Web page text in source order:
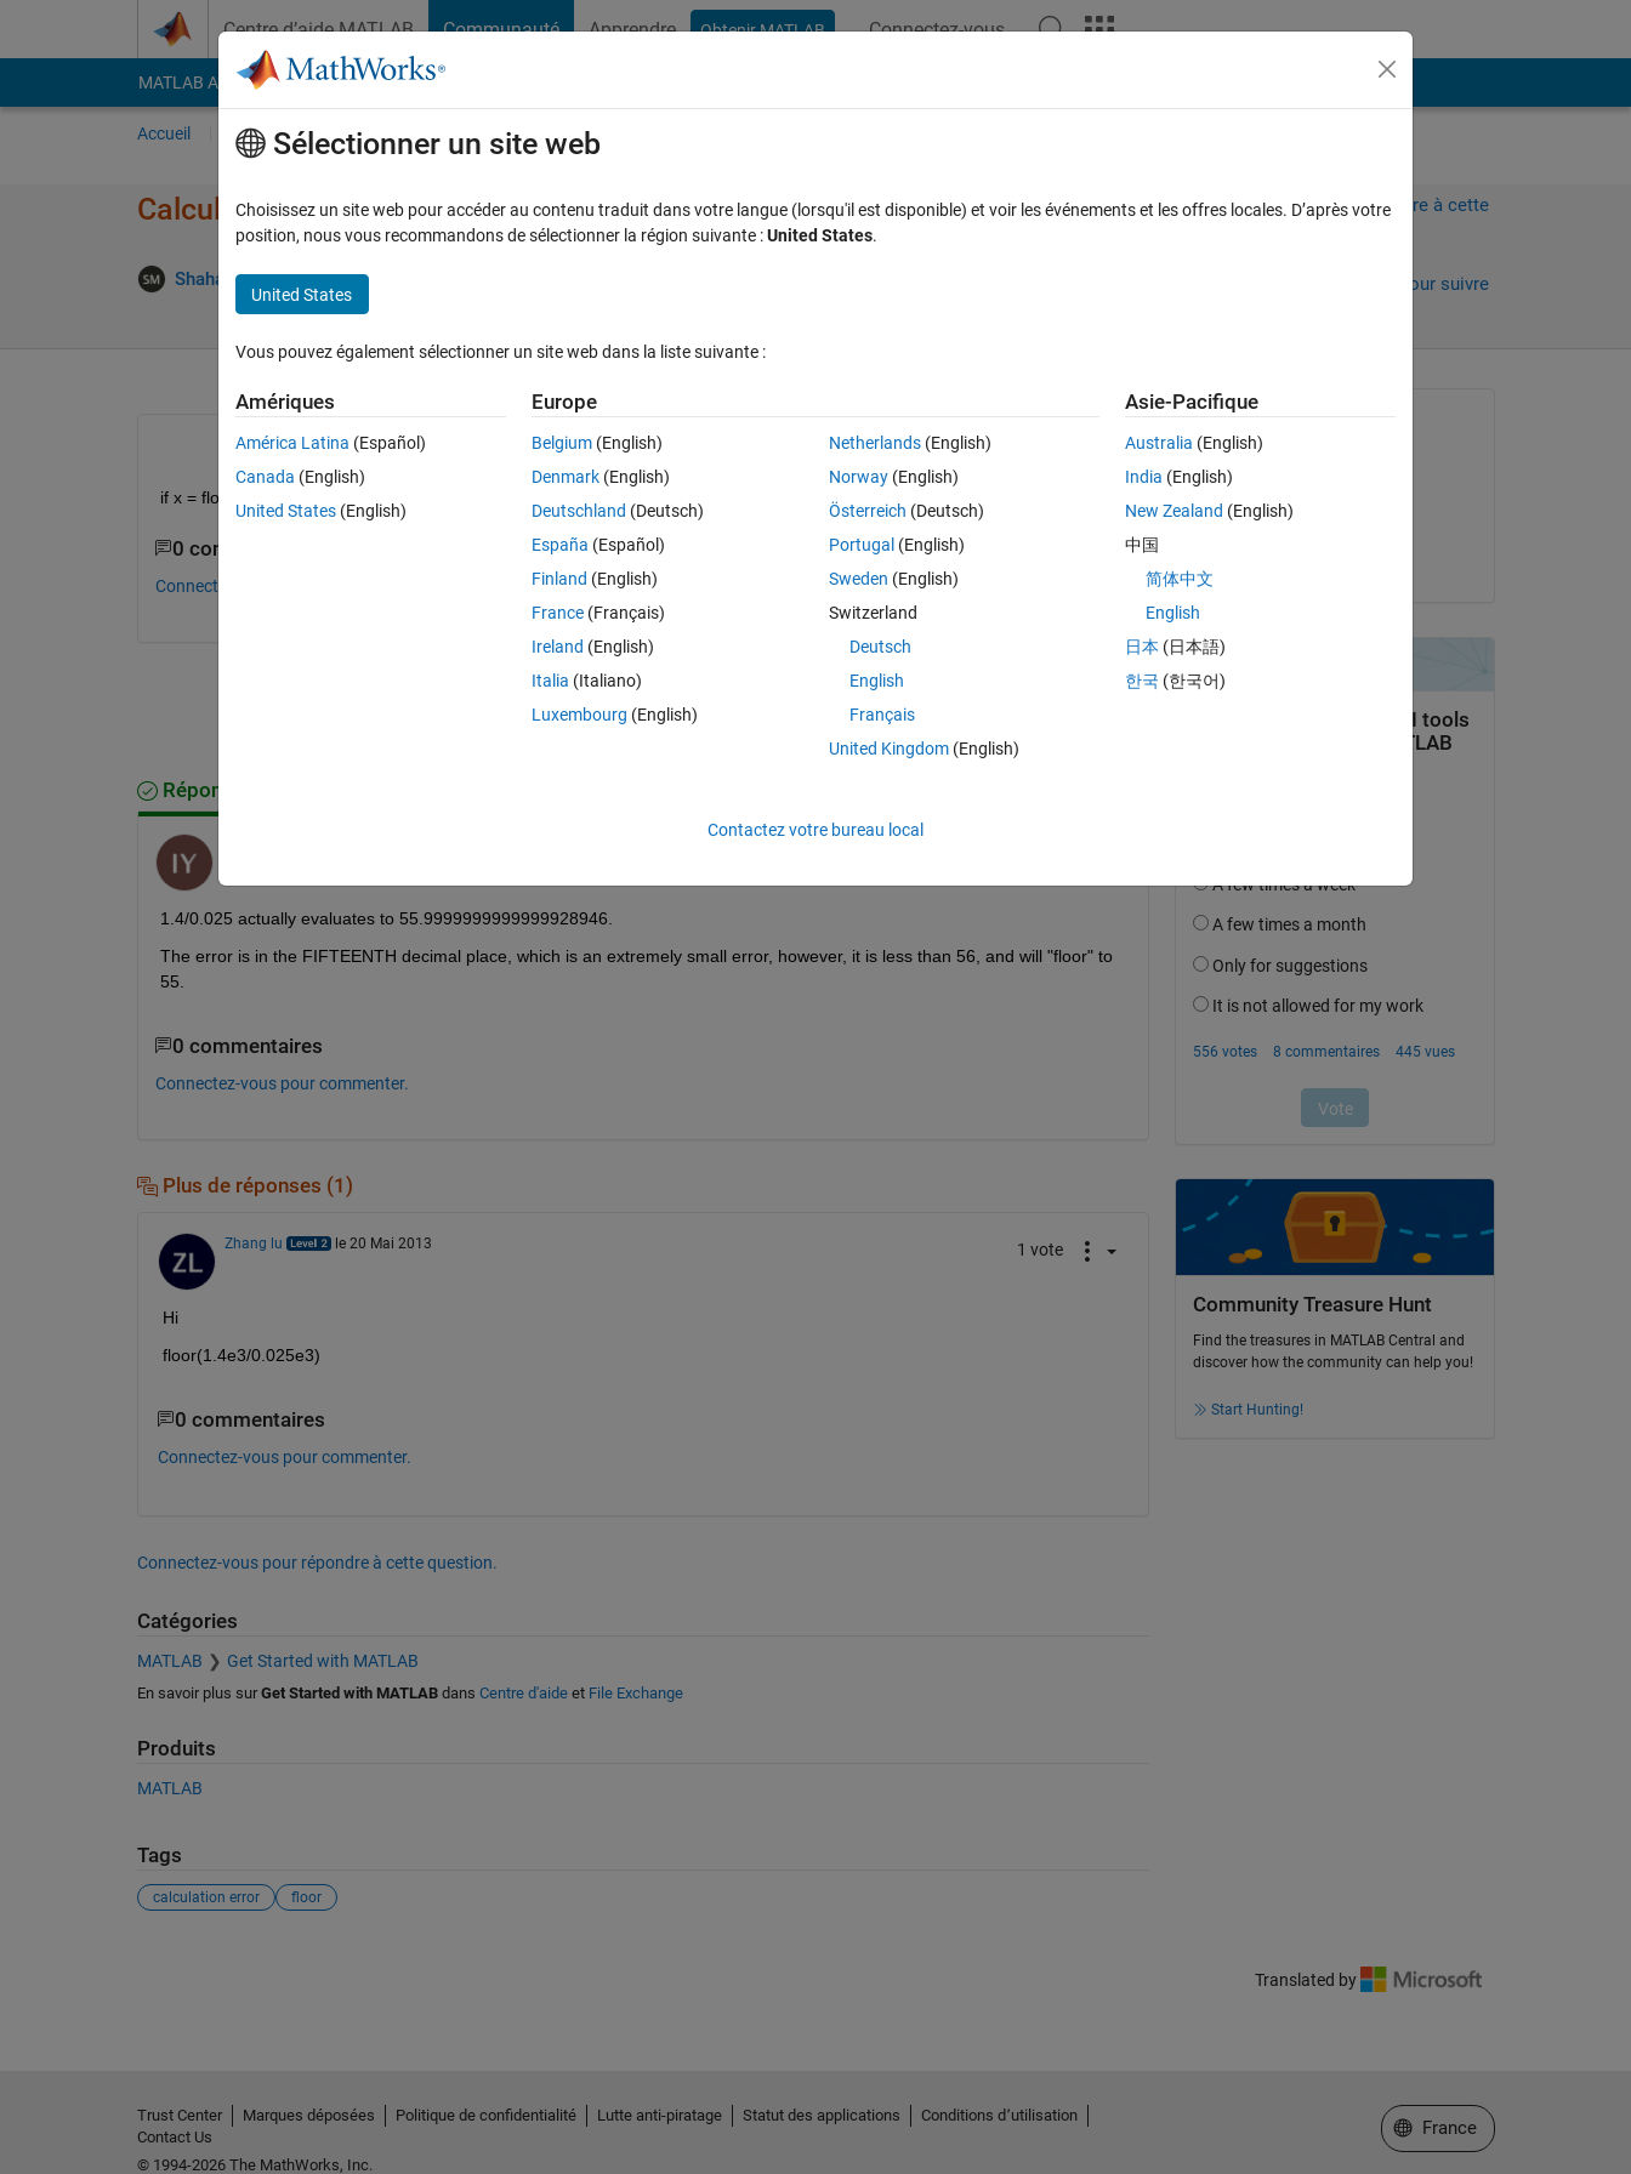
Centre d’aide MATLAB Communauté Apprendre Obtenir MATLAB Connectez-vous
MATLAB Answers File Exchange Cody
Accueil Poser une question Parcourir
Calculation error for floor function floor(1.4/0.025)
Shahar 20 Mai 2013 2 Réponses
Connectez-vous pour répondre à cette
Connectez-vous pour suivre
if x = floor(1.4/0.025) is 55 in Matlab, how does y = 1.4/0.025 is 56?
0 commentaires
Connectez-vous pour commenter.
Connectez-vous pour répondre à cette question.
Réponse acceptée
1.4/0.025 actually evaluates to 55.9999999999999928946.
The error is in the FIFTEENTH decimal place, which is an extremely small error, however, it is less than 56, and will "floor" to
55.
0 commentaires
Connectez-vous pour commenter.
Plus de réponses (1)
Zhang lu le 20 Mai 2013 1 vote
Hi
floor(1.4e3/0.025e3)
0 commentaires
Connectez-vous pour commenter.
Connectez-vous pour répondre à cette question.
Catégories
MATLAB Get Started with MATLAB
En savoir plus sur Get Started with MATLABdans Centre d'aideet File Exchange
Produits
MATLAB
Tags
calculation error floor
Shahar
le 20 Mai 2013
Community Treasure Hunt
Find the treasures in MATLAB Central and
discover how the community can help you!
Start Hunting!
Translated by
Sélectionner un site web
Choisissez un site web pour accéder au contenu traduit dans votre langue (lorsqu'il est disponible) et voir les événements et les offres locales. D’après votre
position, nous vous recommandons de sélectionner la région suivante :United States.
United States
Vous pouvez également sélectionner un site web dans la liste suivante :
Amériques
América Latina (Español)
Canada (English)
United States (English)
Europe
Belgium (English)
Denmark (English)
Deutschland (Deutsch)
España (Español)
Finland (English)
France (Français)
Ireland (English)
Italia (Italiano)
Luxembourg (English)
Netherlands(English)
Norway(English)
Österreich (Deutsch)
Portugal (English)
Sweden (English)
Switzerland
Deutsch
English
Français
United Kingdom(English)
Asie-Pacifique
Australia (English)
India (English)
New Zealand (English)
中国
简体中文
English
日本 (日本語)
한국 (한국어)
Contactez votre bureau local
Trust Center Marques déposées Politique de confidentialité Lutte anti-piratage Statut des applications
Conditions d՚utilisation
Contact Us
© 1994-2026 The MathWorks, Inc.
Sélectionner un site web
France